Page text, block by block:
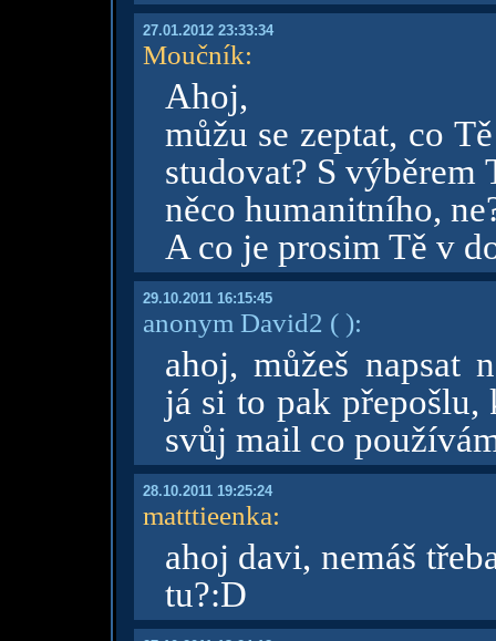
27.01.2012 23:33:34
Moučník:
Ahoj,
můžu se zeptat, co
studovat? S výběrem
něco humanitního,
A co je prosim Tě v
29.10.2011 16:15:45
anonym David2 ( ):
ahoj, můžeš napsat
já si to pak
svůj mail co
28.10.2011 19:25:24
matttieenka:
ahoj davi, nemáš
tu?:D